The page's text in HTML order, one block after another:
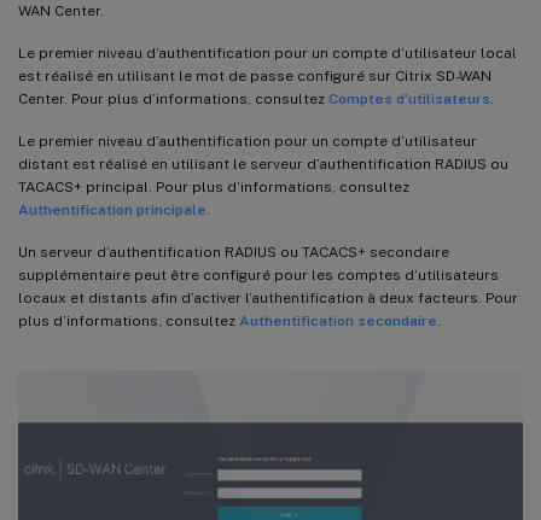
WAN Center.
Le premier niveau d’authentification pour un compte d’utilisateur local
est réalisé en utilisant le mot de passe configuré sur Citrix SD-WAN
Center. Pour plus d’informations, consultez Comptes d’utilisateurs
Le premier niveau d’authentification pour un compte d’utilisateur
distant est réalisé en utilisant le serveur d’authentification RADIUS ou
TACACS+ principal. Pour plus d’informations, consultez
Authentification principale
Un serveur d’authentification RADIUS ou TACACS+ secondaire
supplémentaire peut être configuré pour les comptes d’utilisateurs
locaux et distants afin d’activer l’authentification à deux facteurs. Pour
plus d’informations, consultez Authentification secondaire